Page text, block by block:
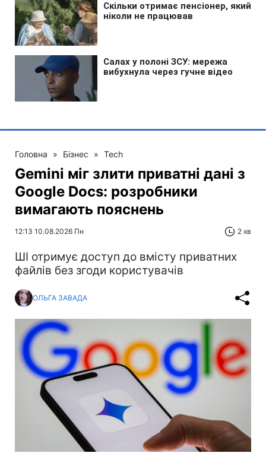
Головна » Бізнес » Tech
Gemini міг злити приватні дані з
Google Docs: розробники
вимагають пояснень
12:13 10.08.2026 Пн 2 хв
ШІ отримує доступ до вмісту приватних
файлів без згоди користувачів
ОЛЬГА ЗАВАДА